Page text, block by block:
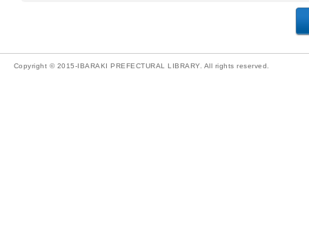
Copyright © 2015-IBARAKI PREFECTURAL LIBRARY. All rights reserved.